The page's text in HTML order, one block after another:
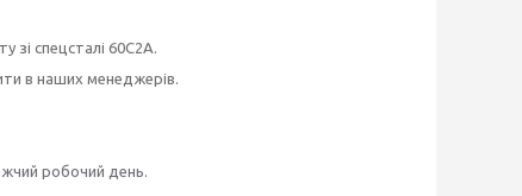
зі спецсталі 60С2А.
в наших менеджерів.
робочий день.